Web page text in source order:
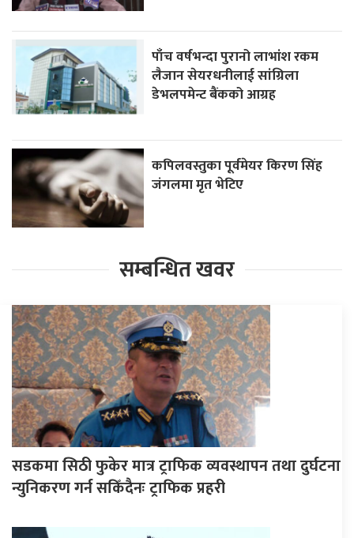
पाँच वर्षभन्दा पुरानो लाभांश रकम
लैजान सेयरधनीलाई सांग्रिला
डेभलपमेन्ट बैंकको आग्रह
कपिलवस्तुका पूर्वमेयर किरण सिंह
जंगलमा मृत भेटिए
सम्बन्धित खवर
सडकमा सिठी फुकेर मात्र ट्राफिक व्यवस्थापन तथा दुर्घटना
न्युनिकरण गर्न सकिँदैनः ट्राफिक प्रहरी